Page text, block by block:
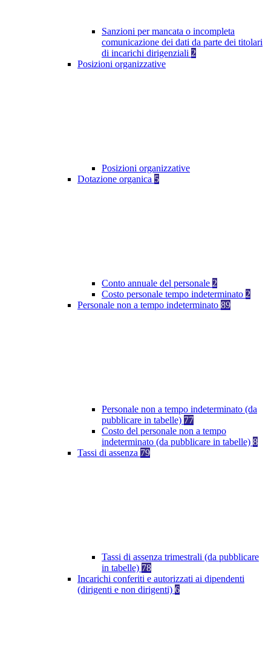
Sanzioni per mancata o incompleta
comunicazione dei dati da parte dei titolari
di incarichi dirigenziali 2
Posizioni organizzative
Posizioni organizzative
Dotazione organica 5
Conto annuale del personale 2
Costo personale tempo indeterminato 2
Personale non a tempo indeterminato 89
Personale non a tempo indeterminato (da
pubblicare in tabelle) 77
Costo del personale non a tempo
indeterminato (da pubblicare in tabelle) 8
Tassi di assenza 79
Tassi di assenza trimestrali (da pubblicare
in tabelle) 78
Incarichi conferiti e autorizzati ai dipendenti
(dirigenti e non dirigenti) 6